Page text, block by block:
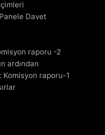
Davet
raporu -2
ardından
Komisyon raporu-1